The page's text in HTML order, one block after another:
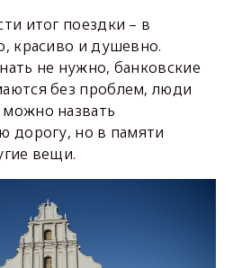
итог поездки – в
красиво и душевно.
не нужно, банковские
без проблем, люди
назвать
дорогу, но в памяти
вещи.